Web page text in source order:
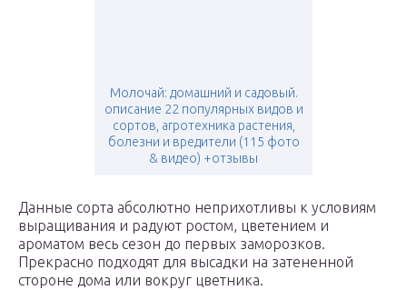
Молочай: домашний и садовый.
описание 22 популярных видов и
сортов, агротехника растения,
болезни и вредители (115 фото
& видео) +отзывы
Данные сорта абсолютно неприхотливы к условиям
выращивания и радуют ростом, цветением и
ароматом весь сезон до первых заморозков.
Прекрасно подходят для высадки на затененной
стороне дома или вокруг цветника.